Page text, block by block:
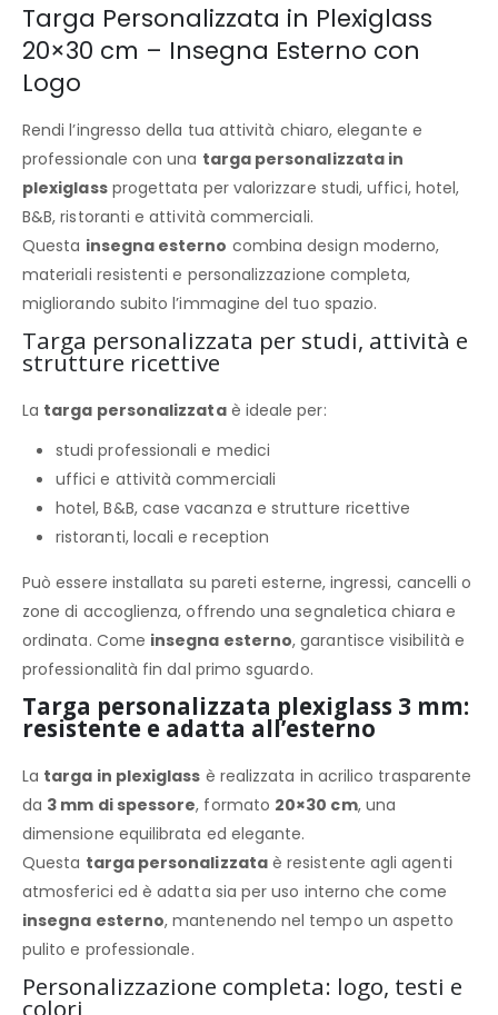
Targa Personalizzata in Plexiglass
20×30 cm – Insegna Esterno con
Logo
Rendi l’ingresso della tua attività chiaro, elegante e
professionale con una targa personalizzata in
plexiglassprogettata per valorizzare studi, uffici, hotel,
B&B, ristoranti e attività commerciali.
Questa insegna esterno combina design moderno,
materiali resistenti e personalizzazione completa,
migliorando subito l’immagine del tuo spazio.
Targa personalizzata per studi, attività e
strutture ricettive
La targa personalizzataè ideale per:
studi professionali e medici
uffici e attività commerciali
hotel, B&B, case vacanza e strutture ricettive
ristoranti, locali e reception
Può essere installata su pareti esterne, ingressi, cancelli o
zone di accoglienza, offrendo una segnaletica chiara e
ordinata. Come insegna esterno, garantisce visibilità e
professionalità fin dal primo sguardo.
Targa personalizzata plexiglass 3 mm:
resistente e adatta all’esterno
La targa in plexiglass è realizzata in acrilico trasparente
da 3 mm di spessore, formato 20×30 cm, una
dimensione equilibrata ed elegante.
Questa targa personalizzataè resistente agli agenti
atmosferici ed è adatta sia per uso interno che come
insegna esterno, mantenendo nel tempo un aspetto
pulito e professionale.
Personalizzazione completa: logo, testi e
colori